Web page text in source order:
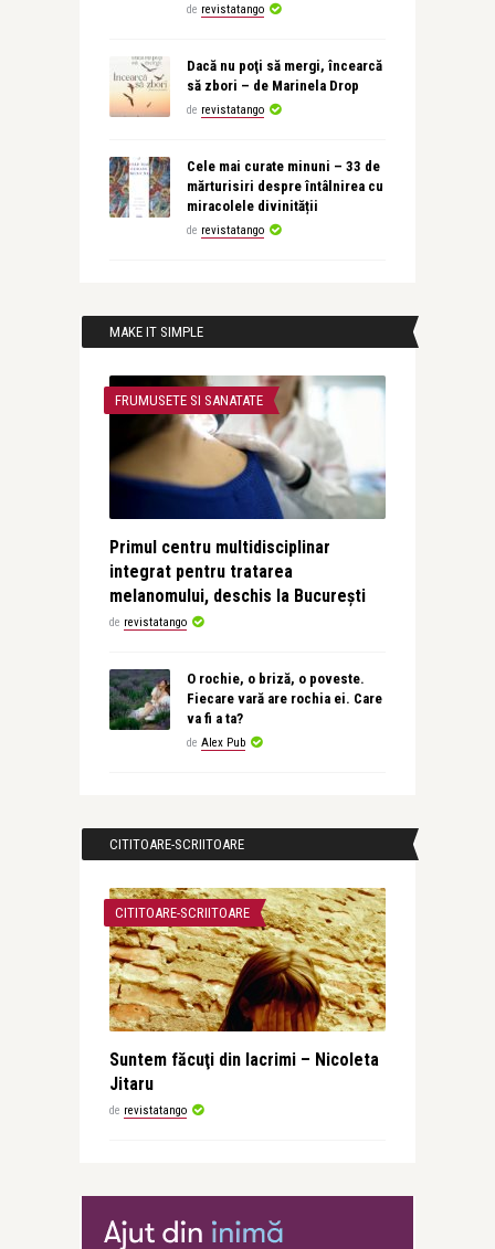
de revistatango
Dacă nu poţi să mergi, încearcă
să zbori – de Marinela Drop
de revistatango
Cele mai curate minuni – 33 de
mărturisiri despre întâlnirea cu
miracolele divinității
de revistatango
MAKE IT SIMPLE
FRUMUSETE SI SANATATE
Primul centru multidisciplinar
integrat pentru tratarea
melanomului, deschis la București
de revistatango
O rochie, o briză, o poveste.
Fiecare vară are rochia ei. Care
va fi a ta?
de Alex Pub
CITITOARE-SCRIITOARE
CITITOARE-SCRIITOARE
Suntem făcuţi din lacrimi – Nicoleta
Jitaru
de revistatango